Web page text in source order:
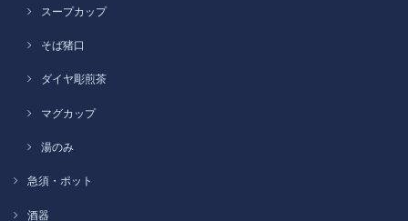
スープカップ
そば猪口
ダイヤ彫煎茶
マグカップ
湯のみ
急須・ポット
酒器